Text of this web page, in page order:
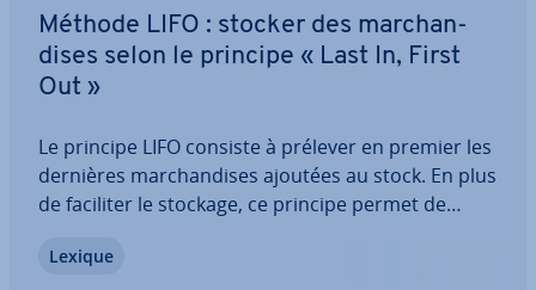
Méthode LIFO : stocker des mar­chan­
dises selon le principe « Last In, First
Out »
Le principe LIFO consiste à prélever en premier les
dernières mar­chan­dises ajoutées au stock. En plus
de faciliter le stockage, ce principe permet de
consiste le procédé LIFO : quels sont les avantages
Lexique